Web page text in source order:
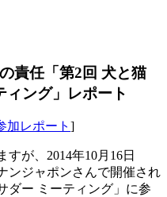
責任「第2回 犬と猫
ィング」レポート
加レポート ]
が、2014年10月16日
ンジャポンさんで開催され
ダー ミーティング」に参